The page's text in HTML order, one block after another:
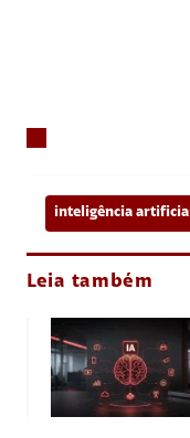
inteligência artificial
Leia também